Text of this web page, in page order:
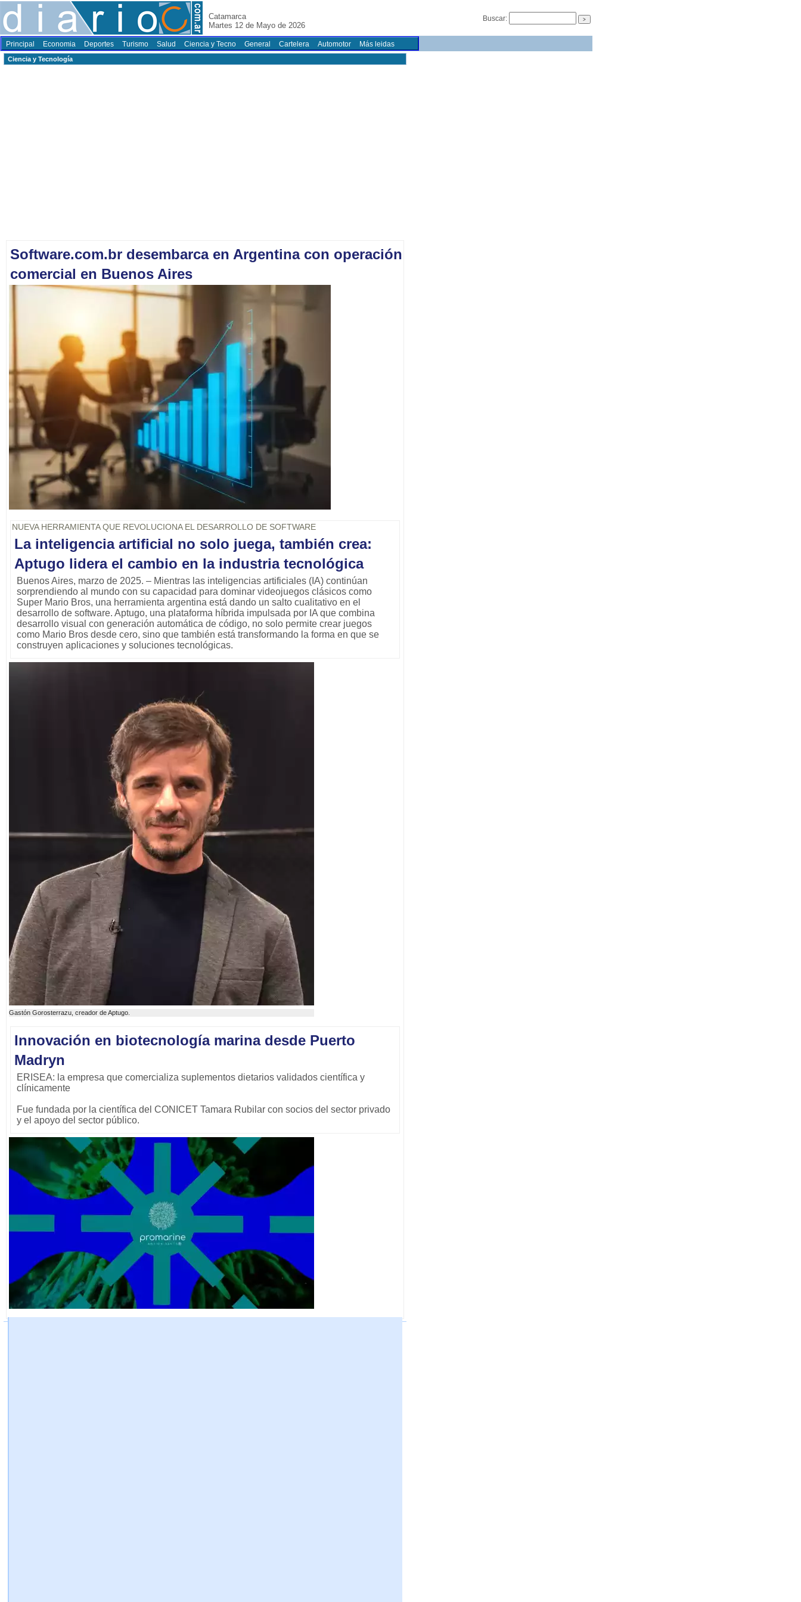
Catamarca
Martes 12 de Mayo de 2026
Buscar:
Principal Economia Deportes Turismo Salud Ciencia y Tecno General Cartelera Automotor Más leidas
Ciencia y Tecnología
Software.com.br desembarca en Argentina con operación
comercial en Buenos Aires
NUEVA HERRAMIENTA QUE REVOLUCIONA EL DESARROLLO DE SOFTWARE
La inteligencia artificial no solo juega, también crea:
Aptugo lidera el cambio en la industria tecnológica
Buenos Aires, marzo de 2025. – Mientras las inteligencias artificiales (IA) continúan
sorprendiendo al mundo con su capacidad para dominar videojuegos clásicos como
Super Mario Bros, una herramienta argentina está dando un salto cualitativo en el
desarrollo de software. Aptugo, una plataforma híbrida impulsada por IA que combina
desarrollo visual con generación automática de código, no solo permite crear juegos
como Mario Bros desde cero, sino que también está transformando la forma en que se
construyen aplicaciones y soluciones tecnológicas.
Gastón Gorosterrazu, creador de Aptugo.
Innovación en biotecnología marina desde Puerto
Madryn
ERISEA: la empresa que comercializa suplementos dietarios validados científica y
clínicamente
Fue fundada por la científica del CONICET Tamara Rubilar con socios del sector privado
y el apoyo del sector público.